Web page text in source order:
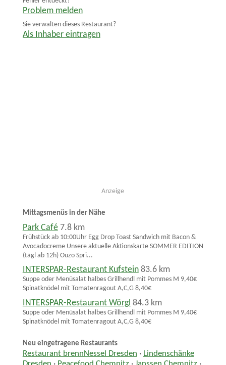
Problem melden
Sie verwalten dieses Restaurant?
Als Inhaber eintragen
Anzeige
Mittagsmenüs in der Nähe
Park Café 7.8 km
Frühstück ab 10:00Uhr Egg Drop Toast Sandwich mit Bacon &
Avocadocreme Unsere aktuelle Aktionskarte SOMMER EDITION
(tägl ab 12h) Ouzo Spri...
INTERSPAR-Restaurant Kufstein 83.6 km
Suppe oder Menüsalat halbes Grillhendl mit Pommes M 9,40€
Spinatknödel mit Tomatenragout A,C,G 8,40€
INTERSPAR-Restaurant Wörgl 84.3 km
Suppe oder Menüsalat halbes Grillhendl mit Pommes M 9,40€
Spinatknödel mit Tomatenragout A,C,G 8,40€
Neu eingetragene Restaurants
Restaurant brennNessel Dresden · Lindenschänke